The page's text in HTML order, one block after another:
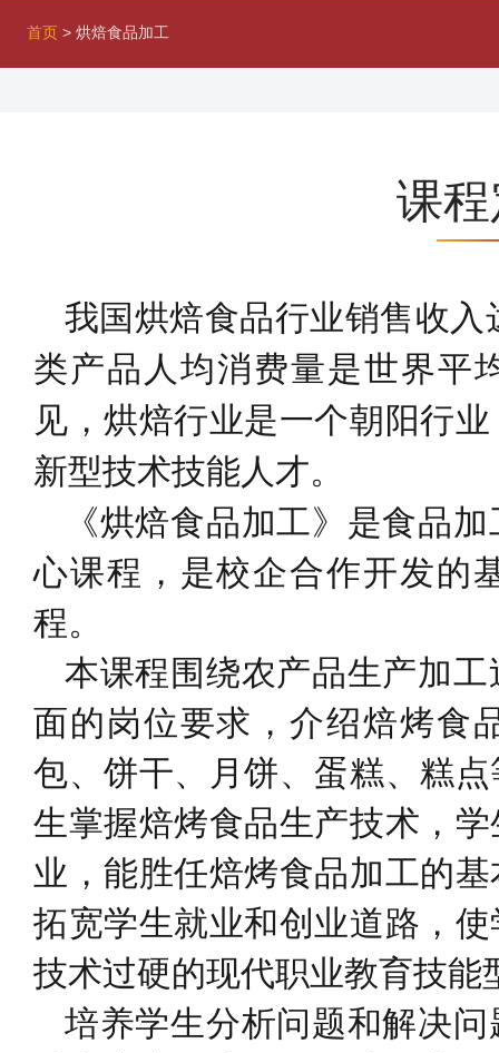
首页 > 烘焙食品加工
课
我国烘焙食品行业销售收
类产品人均消费量是世界平
见，烘焙行业是一个朝阳行
新型技术技能人才。
《烘焙食品加工》是食品
心课程，是校企合作开发的
程。
本课程围绕农产品生产加
面的岗位要求，介绍焙烤食
包、饼干、月饼、蛋糕、糕
生掌握焙烤食品生产技术，
业，能胜任焙烤食品加工的
拓宽学生就业和创业道路，
技术过硬的现代职业教育技能
培养学生分析问题和解决